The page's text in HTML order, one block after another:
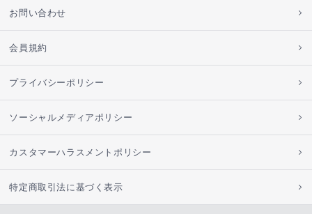
お問い合わせ
会員規約
プライバシーポリシー
ソーシャルメディアポリシー
カスタマーハラスメントポリシー
特定商取引法に基づく表示